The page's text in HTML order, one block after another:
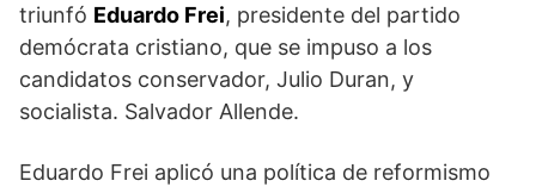
triunfó Eduardo Frei, presidente del partido
demócrata cristiano, que se impuso a los
candidatos conservador, Julio Duran, y
socialista. Salvador Allende.
Eduardo Frei aplicó una política de reformismo